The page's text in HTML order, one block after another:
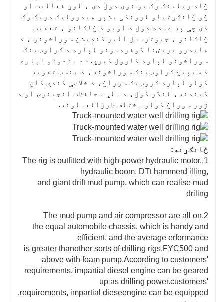
څاه ریلینګ رګ یو نوی ډول دی ، لوړ فعالیت او
څو ځانګړتیاو لرونکی بشپړ هیدرولیک ډریګ رګ
دی چې په عمده ډول د اوبو د څاګانو ، تعقیب
څاګانو ، جیوترممل الیر کنډیشن سوراخونو ، د
هایدرو بریښنا کوفرډمونو لپاره د ګراوټینګ
سوراخونو لپاره کارول کیږي. - د بندونو لپاره
د سیپیج ګراوټینګ سوراخونه، د بنسټ تقویه
کولو لپاره ګروټیګ سوراخ، د خلاصې کندې کان
کیندنه، لنگر کول، د ملي محافظت انجینرۍ او د
ژور سوراخ کولو مختلف طرزالعملونه.
ځانګړنه:
1.The rig is outfitted with high-power hydraulic motor,
hydraulic boom, DTt hammerd illing,
and giant drift mud pump, which can realise mud
driling
2.The mud pump and air compressor are all on
the equal automobile chassis, which is handy and
efficient, and the average erformance
is greater thanother sorts of drilling rigs.FYC500 and
above with foam pump.According to customers'
requirements, impartial diesel engine can be geared
up as drilling power.customers'
requirements, impartial dieseengine can be equipped.